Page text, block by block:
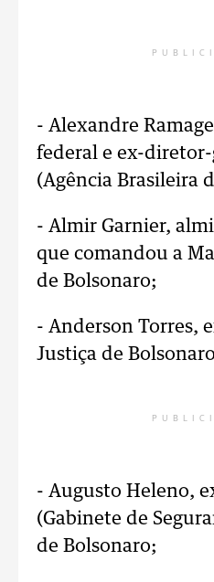
- Alexandre
federal e ex-
(Agência Brasileira
- Almir Garnier,
que comandou a
de Bolsonaro;
- Anderson Torres,
Justiça de
- Augusto Heleno,
(Gabinete de
de Bolsonaro;